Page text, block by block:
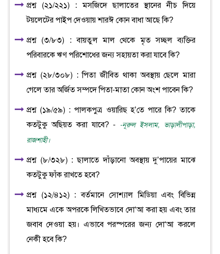
প্রশ্ন (২১/২২১) : মসজিদে ছালাতের স্থানের নীচ দিয়ে
টয়লেটের পাইপ দেওয়ায় শারঈ কোন বাধা আছে কি?
প্রশ্ন (৩/৮৩) : বায়তুল মাল থেকে মৃত সচ্ছল ব্যক্তির
পরিবারকে ঋণ পরিশোধের জন্য সহায়তা করা যাবে কি?
প্রশ্ন (২৮/৩০৮) : পিতা জীবিত থাকা অবস্থায় ছেলে মারা
গেলে তার অর্জিত সম্পদে পিতা-মাতা কোন অংশ পাবেন কি?
প্রশ্ন (১৯/৫৯) : পালকপুত্র ওয়ারিছ হ’তে পারে কি? তাকে
কতটুকু অছিয়ত করা যাবে? - -নূরুল ইসলাম, ভাড়ালীপাড়া,
রাজশাহী।
প্রশ্ন (৮/৩২৮) : ছালাতে দাঁড়ানো অবস্থায় দু’পায়ের মাঝে
কতটুকু ফাঁক রাখতে হবে?
প্রশ্ন (১২/৪১২) : বর্তমানে সোশ্যাল মিডিয়া এবং বিভিন্ন
মাধ্যমে একে অপরকে লিখিতভাবে দো‘আ করা হয় এবং তার
জবাব দেওয়া হয়। এভাবে পরস্পরের জন্য দো‘আ করলে
নেকী হবে কি?